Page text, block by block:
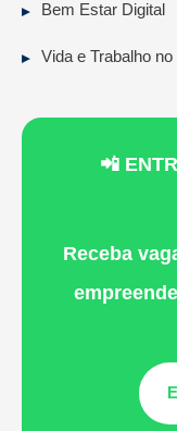
Bem Estar Digital
Vida e Trabalho
📲
Receba